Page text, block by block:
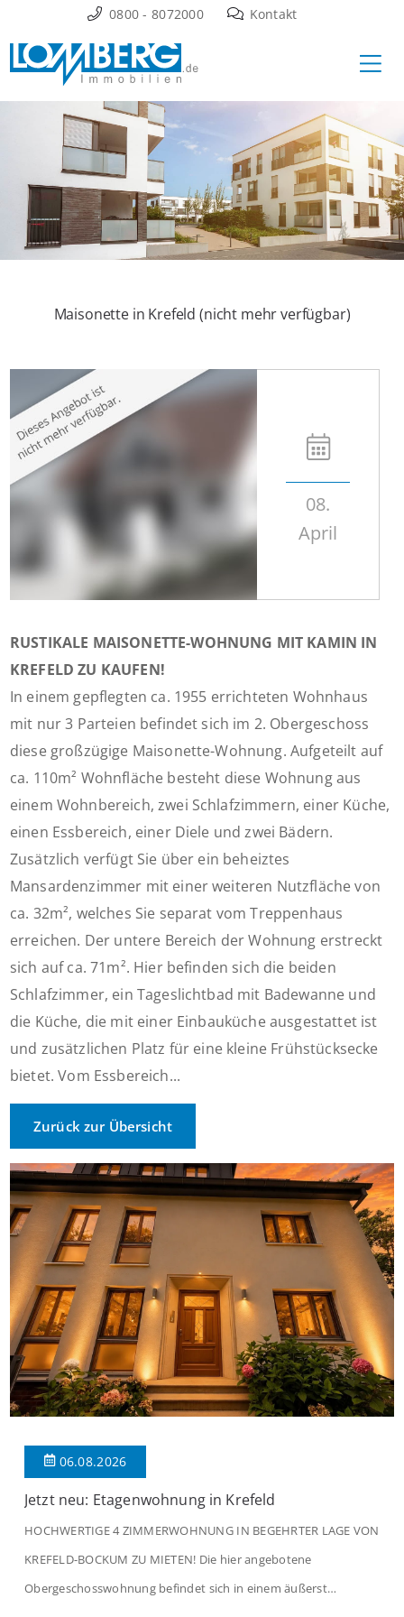
Inhalt
springen
0800 - 8072000 Kontakt
Maisonette in Krefeld (nicht mehr verfügbar)
08.
April
RUSTIKALE MAISONETTE-WOHNUNG MIT KAMIN IN
KREFELD ZU KAUFEN!
In einem gepflegten ca. 1955 errichteten Wohnhaus
mit nur 3 Parteien befindet sich im 2. Obergeschoss
diese großzügige Maisonette-Wohnung. Aufgeteilt auf
ca. 110m² Wohnfläche besteht diese Wohnung aus
einem Wohnbereich, zwei Schlafzimmern, einer Küche,
einen Essbereich, einer Diele und zwei Bädern.
Zusätzlich verfügt Sie über ein beheiztes
Mansardenzimmer mit einer weiteren Nutzfläche von
ca. 32m², welches Sie separat vom Treppenhaus
erreichen. Der untere Bereich der Wohnung erstreckt
sich auf ca. 71m². Hier befinden sich die beiden
Schlafzimmer, ein Tageslichtbad mit Badewanne und
die Küche, die mit einer Einbauküche ausgestattet ist
und zusätzlichen Platz für eine kleine Frühstücksecke
bietet. Vom Essbereich...
Zurück zur Übersicht
06.08.2026
Jetzt neu: Etagenwohnung in Krefeld
HOCHWERTIGE 4 ZIMMERWOHNUNG IN BEGEHRTER LAGE VON
KREFELD-BOCKUM ZU MIETEN! Die hier angebotene
Obergeschosswohnung befindet sich in einem äußerst